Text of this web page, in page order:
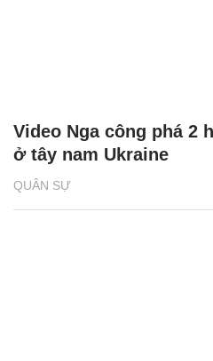
QUÂN SỰ
Video Nga công phá 2
ở tây nam Ukraine